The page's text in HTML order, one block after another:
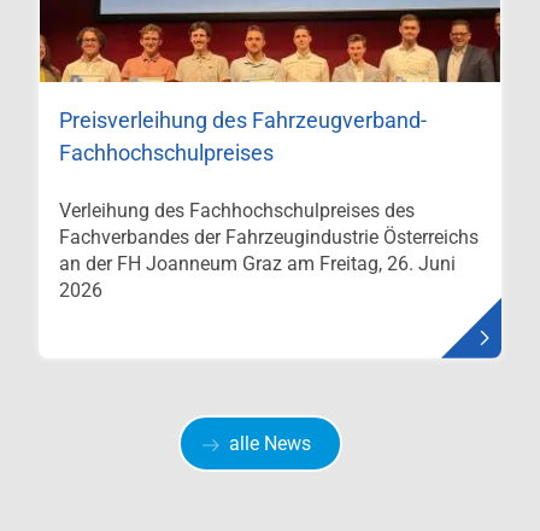
Preisverleihung des Fahrzeugverband-
Fachhochschulpreises
Verleihung des Fachhochschulpreises des
Fachverbandes der Fahrzeugindustrie Österreichs
an der FH Joanneum Graz am Freitag, 26. Juni
2026
alle News